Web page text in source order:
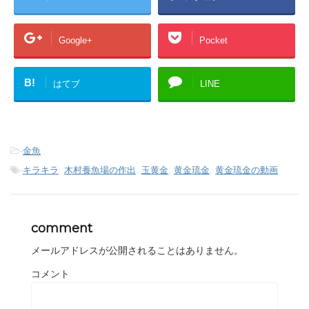
Google+ Pocket
B! はてブ LINE
-金魚
-キラキラ , 木村養魚場の作出 , 玉黄金, 黄金琉金, 黄金琉金の動画
comment
メールアドレスが公開されることはありません。
コメント